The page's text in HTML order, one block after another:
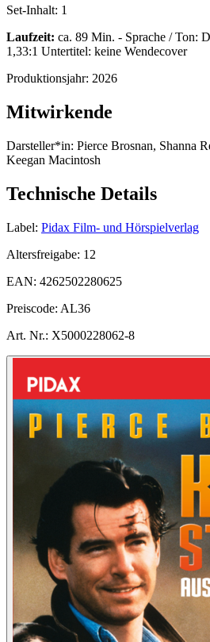
Set-Inhalt: 1
Laufzeit: ca. 89 Min. - Sprache / Ton:
1,33:1 Untertitel: keine Wendecover
Produktionsjahr: 2026
Mitwirkende
Darsteller*in: Pierce Brosnan, Shanna
Keegan Macintosh
Technische Details
Label: Pidax Film- und Hörspielverlag
Altersfreigabe: 12
EAN: 4262502280625
Preiscode: AL36
Art. Nr.: X5000228062-8